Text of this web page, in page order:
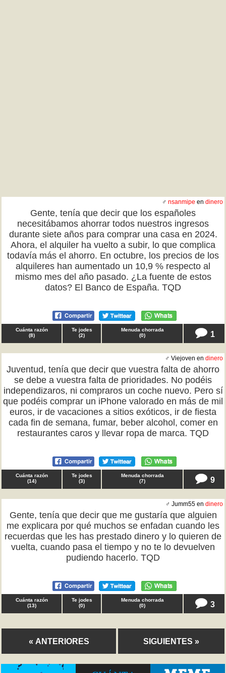
♂ nsanmipe en dinero
Gente, tenía que decir que los españoles
necesitábamos ahorrar todos nuestros ingresos
durante siete años para comprar una casa en 2024.
Ahora, el alquiler ha vuelto a subir, lo que complica
todavía más el ahorro. En octubre, los precios de los
alquileres han aumentado un 10,9 % respecto al
mismo mes del año pasado. ¿La fuente de estos
datos? El Banco de España. TQD
Cuánta razón
(8)
Te jodes
(2)
Menuda chorrada
(0) 1
♂ Viejoven en dinero
Juventud, tenía que decir que vuestra falta de ahorro
se debe a vuestra falta de prioridades. No podéis
independizaros, ni compraros un coche nuevo. Pero sí
que podéis comprar un iPhone valorado en más de mil
euros, ir de vacaciones a sitios exóticos, ir de fiesta
cada fin de semana, fumar, beber alcohol, comer en
restaurantes caros y llevar ropa de marca. TQD
Cuánta razón
(14)
Te jodes
(3)
Menuda chorrada
(7) 9
♂ Jumm55 en dinero
Gente, tenía que decir que me gustaría que alguien
me explicara por qué muchos se enfadan cuando les
recuerdas que les has prestado dinero y lo quieren de
vuelta, cuando pasa el tiempo y no te lo devuelven
pudiendo hacerlo. TQD
Cuánta razón
(13)
Te jodes
(0)
Menuda chorrada
(0) 3
« ANTERIORES SIGUIENTES »